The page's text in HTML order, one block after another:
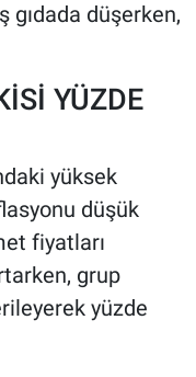
düşerken,
YÜZDE
yüksek
düşük
fiyatları
grup
yüzde